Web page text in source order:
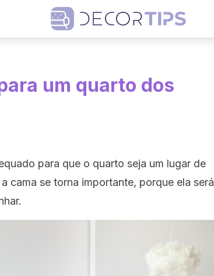
um quarto dos
para que o quarto seja um lugar de
cama se torna importante, porque ela será